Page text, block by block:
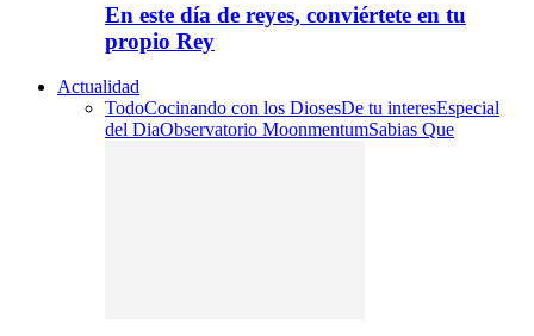
En este día de reyes, conviértete en tu
propio Rey
Actualidad
TodoCocinando con los DiosesDe tu interesEspecial
del DiaObservatorio MoonmentumSabias Que